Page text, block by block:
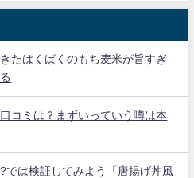
たはくばくのもち麦米が旨すぎ
コミは？まずいっていう噂は本
では検証してみよう「唐揚げ丼風